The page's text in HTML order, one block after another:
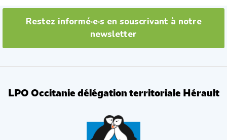
Restez informé·e·s en souscrivant à notre
newsletter
LPO Occitanie délégation territoriale Hérault